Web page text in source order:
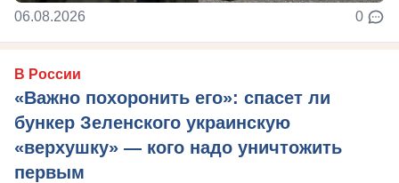
06.08.2026 0
В России
«Важно похоронить его»: спасет ли
бункер Зеленского украинскую
«верхушку» — кого надо уничтожить
первым